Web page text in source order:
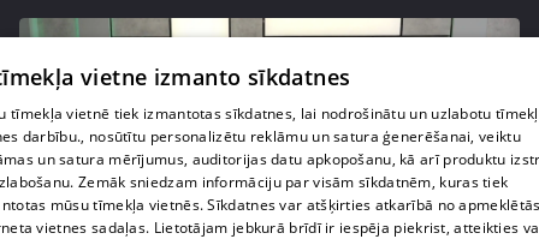
vietne izmanto sīkdatnes
tīmekļa vietnē tiek izmantotas sīkdatnes, lai nodrošinātu un uzlabotu
darbību., nosūtītu personalizētu reklāmu un satura ģenerēšanai, veiktu
un satura mērījumus, auditorijas datu apkopošanu, kā arī produktu
Zemāk sniedzam informāciju par visām sīkdatnēm, kuras tiek
mūsu tīmekļa vietnēs. Sīkdatnes var atšķirties atkarībā no
vietnes sadaļas. Lietotājam jebkurā brīdī ir iespēja piekrist, atteikties